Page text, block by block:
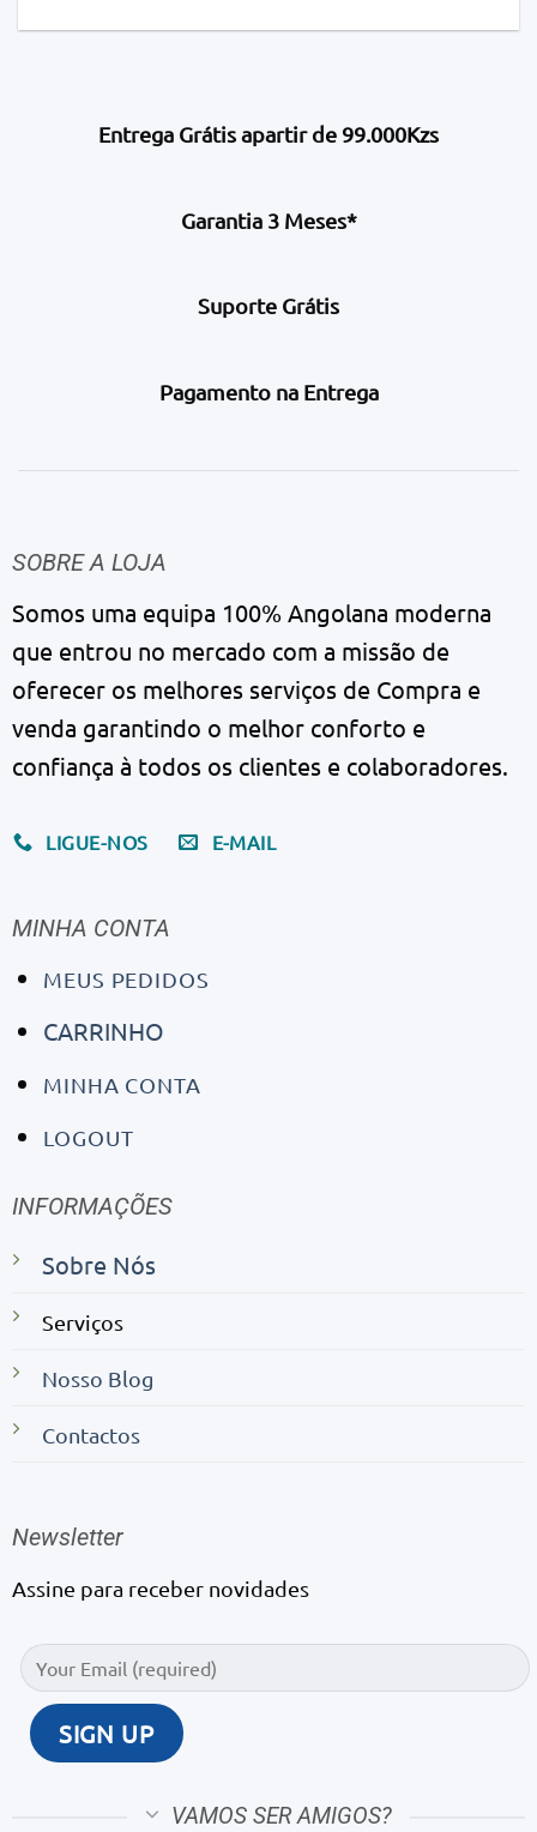
Entrega Grátis apartir de 99.000Kzs
Garantia 3 Meses*
Suporte Grátis
Pagamento na Entrega
SOBRE A LOJA
Somos uma equipa 100% Angolana moderna
que entrou no mercado com a missão de
oferecer os melhores serviços de Compra e
venda garantindo o melhor conforto e
confiança à todos os clientes e colaboradores.
LIGUE-NOS E-MAIL
MINHA CONTA
MEUS PEDIDOS
CARRINHO
MINHA CONTA
LOGOUT
INFORMAÇÕES
Sobre Nós
Serviços
Nosso Blog
Contactos
Newsletter
Assine para receber novidades
VAMOS SER AMIGOS?